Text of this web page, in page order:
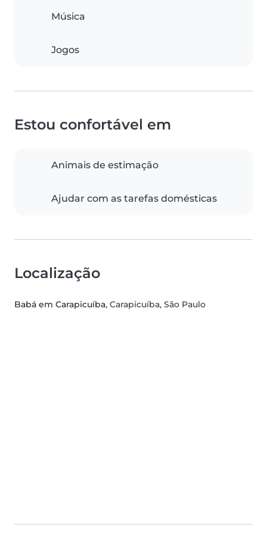
Música
Jogos
Estou confortável em
Animais de estimação
Ajudar com as tarefas domésticas
Localização
Babá em Carapicuíba, Carapicuíba, São Paulo